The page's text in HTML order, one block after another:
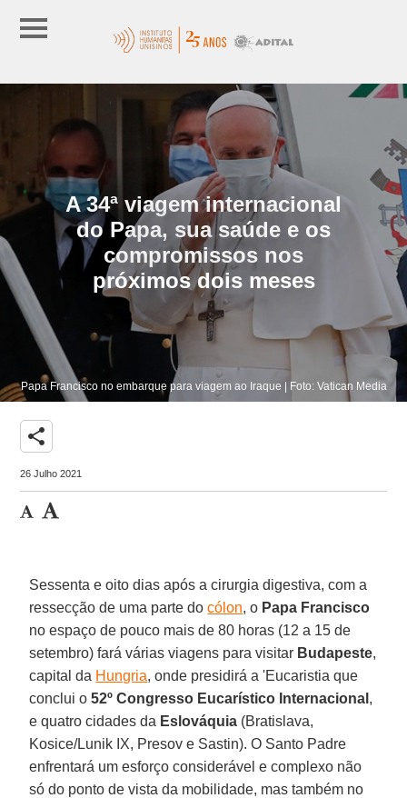
A 34ª viagem internacional
do Papa, sua saúde e os
compromissos nos
próximos dois meses
Papa Francisco no embarque para viagem ao Iraque | Foto: Vatican Media
share
26 Julho 2021
Sessenta e oito dias após a cirurgia digestiva, com a
ressecção de uma parte docólon, o Papa Francisco
no espaço de pouco mais de 80 horas (12 a 15 de
setembro) fará várias viagens para visitar Budapeste,
capital da Hungria, onde presidirá a 'Eucaristia que
conclui o52º Congresso Eucarístico Internacional ,
e quatro cidades da Eslováquia (Bratislava,
Kosice/Lunik IX, Presov e Sastin). O Santo Padre
enfrentará um esforço considerável e complexo não
só do ponto de vista da mobilidade, mas também no